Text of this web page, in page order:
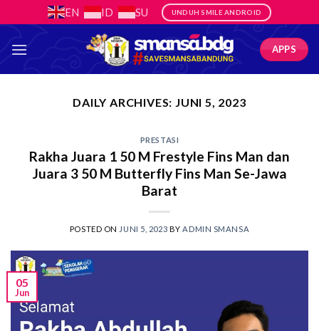
to
content
EN ID SU UNDUH SMILE ANDROID
APPS
DAILY ARCHIVES: JUNI 5, 2023
PRESTASI
Rakha Juara 1 50 M Frestyle Fins Man dan
Juara 3 50 M Butterfly Fins Man Se-Jawa
Barat
POSTED ON JUNI 5, 2023 BY ADMIN SMANSA
05
Jun